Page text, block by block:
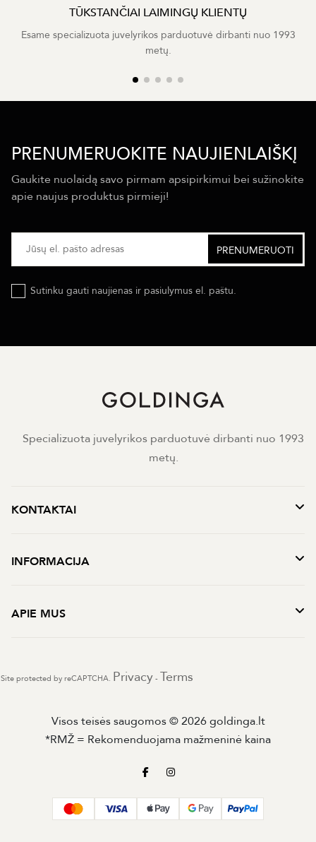
TŪKSTANČIAI LAIMINGŲ KLIENTŲ
Esame specializuota juvelyrikos parduotuvė dirbanti nuo 1993
metų.
PRENUMERUOKITE NAUJIENLAIŠKĮ
Gaukite nuolaidą savo pirmam apsipirkimui bei sužinokite
apie naujus produktus pirmieji!
Sutinku gauti naujienas ir pasiulymus el. paštu.
Specializuota juvelyrikos parduotuvė dirbanti nuo 1993
metų.
KONTAKTAI
INFORMACIJA
APIE MUS
Site protected by reCAPTCHA. Privacy - Terms
Visos teisės saugomos © 2026 goldinga.lt
*RMŽ = Rekomenduojama mažmeninė kaina